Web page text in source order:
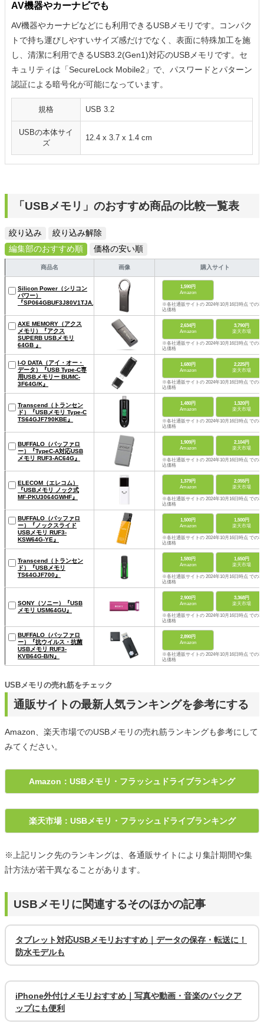
AV機器やカーナビでも
AV機器やカーナビなどにも利用できるUSBメモリです。コンパク
トで持ち運びしやすいサイズ感だけでなく、表面に特殊加工を施
し、清潔に利用できるUSB3.2(Gen1)対応のUSBメモリです。セ
キュリティは「SecureLock Mobile2」で、パスワードとパターン
認証による暗号化が可能になっています。
規格 USB 3.2
USBの本体サイ
ズ
12.4 x 3.7 x 1.4 cm
「USBメモリ」のおすすめ商品の比較一覧表
絞り込み
絞り込み解除
編集部のおすすめ順
価格の安い順
商品名 画像 購入サイト
Silicon Power（シリコン
パワー）
『SP064GBUF3J80V1TJA』
1,590円
Amazon
※各社通販サイトの 2024年10月16日時点 での税
込価格
AXE MEMORY（アクス
メモリ）『アクス
SUPERB USBメモリ
64GB 』
2,634円
Amazon
3,790円
楽天市場
※各社通販サイトの 2024年10月16日時点 での税
込価格
I-O DATA（アイ・オー・
データ）『USB Type-C専
用USBメモリー BUMC-
3F64G/K』
1,680円
Amazon
2,225円
楽天市場
※各社通販サイトの 2024年10月16日時点 での税
込価格
Transcend（トランセン
ド）『USBメモリ Type-C
TS64GJF790KBE』
1,480円
Amazon
1,320円
楽天市場
※各社通販サイトの 2024年10月16日時点 での税
込価格
BUFFALO（バッファロ
ー）『TypeC-A対応USB
メモリ RUF3-AC64G』
1,909円
Amazon
2,104円
楽天市場
※各社通販サイトの 2024年10月16日時点 での税
込価格
ELECOM（エレコム）
『USBメモリ ノック式
MF-PKU3064GWHF』
1,379円
Amazon
2,055円
楽天市場
※各社通販サイトの 2024年10月16日時点 での税
込価格
BUFFALO（バッファロ
ー）『ノックスライド
USBメモリ RUF3-
KSW64G-YE』
1,500円
Amazon
1,500円
楽天市場
※各社通販サイトの 2024年10月16日時点 での税
込価格
Transcend（トランセン
ド）『USBメモリ
TS64GJF700』
1,580円
Amazon
1,650円
楽天市場
※各社通販サイトの 2024年10月16日時点 での税
込価格
SONY（ソニー）『USB
メモリ USM64GU』
2,900円
Amazon
3,368円
楽天市場
※各社通販サイトの 2024年10月16日時点 での税
込価格
BUFFALO（バッファロ
ー）『抗ウイルス・抗菌
USBメモリ RUF3-
KVB64G-B/N』
2,890円
Amazon
※各社通販サイトの 2024年10月16日時点 での税
込価格
通販サイトの最新人気ランキングを参考にする
USBメモリの売れ筋をチェック
Amazon、楽天市場でのUSBメモリの売れ筋ランキングも参考にして
みてください。
Amazon：USBメモリ・フラッシュドライブランキング
楽天市場：USBメモリ・フラッシュドライブランキング
※上記リンク先のランキングは、各通販サイトにより集計期間や集
計方法が若干異なることがあります。
USBメモリに関連するそのほかの記事
タブレット対応USBメモリおすすめ｜データの保存・転送に！
防水モデルも
iPhone外付けメモリおすすめ｜写真や動画・音楽のバックア
ップにも便利